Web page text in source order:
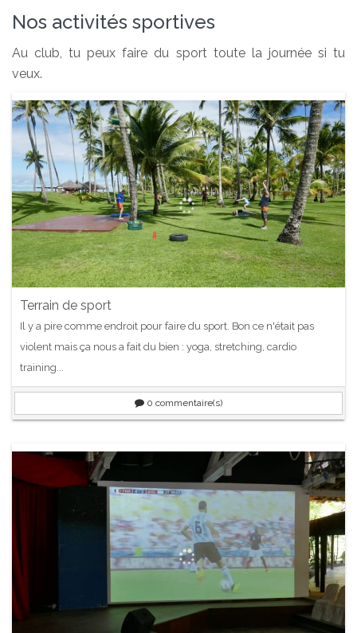
Nos activités sportives
Au club, tu peux faire du sport toute la journée si tu
veux.
Terrain de sport
Il y a pire comme endroit pour faire du sport. Bon ce n'était pas
violent mais ça nous a fait du bien : yoga, stretching, cardio
training...
0 commentaire(s)